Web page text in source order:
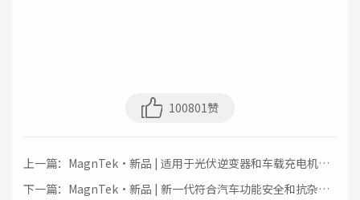
100801赞
上一篇：MagnTek·新品 | 适用于光伏逆变器和车载充电机的
下一篇：MagnTek·新品 | 新一代符合汽车功能安全和抗杂散